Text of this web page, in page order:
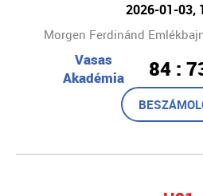
2026-01-03,
Morgen Ferdinánd
Vasas
Akadémia
84 :